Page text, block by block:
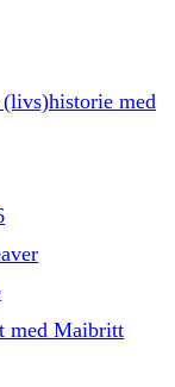
med
med Maibritt